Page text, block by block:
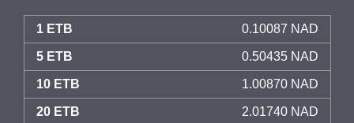
1 ETB 0.10087 NAD
5 ETB 0.50435 NAD
10 ETB 1.00870 NAD
20 ETB 2.01740 NAD